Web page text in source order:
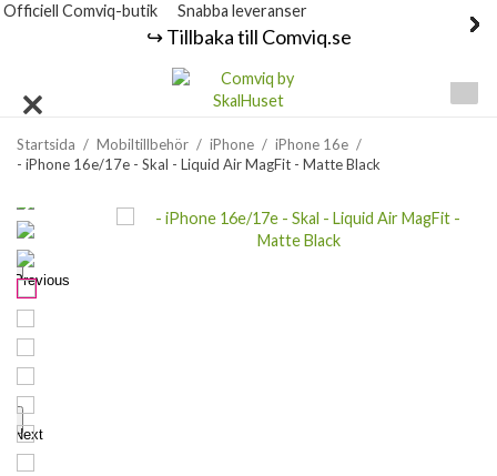
Officiell Comviq-butik Snabba leveranser
↪️ Tillbaka till Comviq.se
Startsida / Mobiltillbehör / iPhone / iPhone 16e /
- iPhone 16e/17e - Skal - Liquid Air MagFit - Matte Black
Previous
Next